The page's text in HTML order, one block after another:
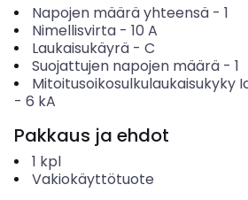
Napojen määrä yhteensä- 1
Nimellisvirta- 10 A
Laukaisukäyrä- C
Suojattujen napojen määrä- 1
Mitoitusoikosulkulaukaisukyky
- 6 kA
Pakkaus ja ehdot
1 kpl
Vakiokäyttötuote